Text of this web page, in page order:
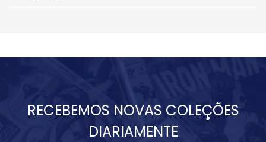
RECEBEMOS NOVAS COLEÇÕES
DIARIAMENTE